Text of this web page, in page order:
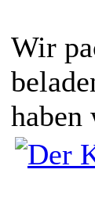
Wir